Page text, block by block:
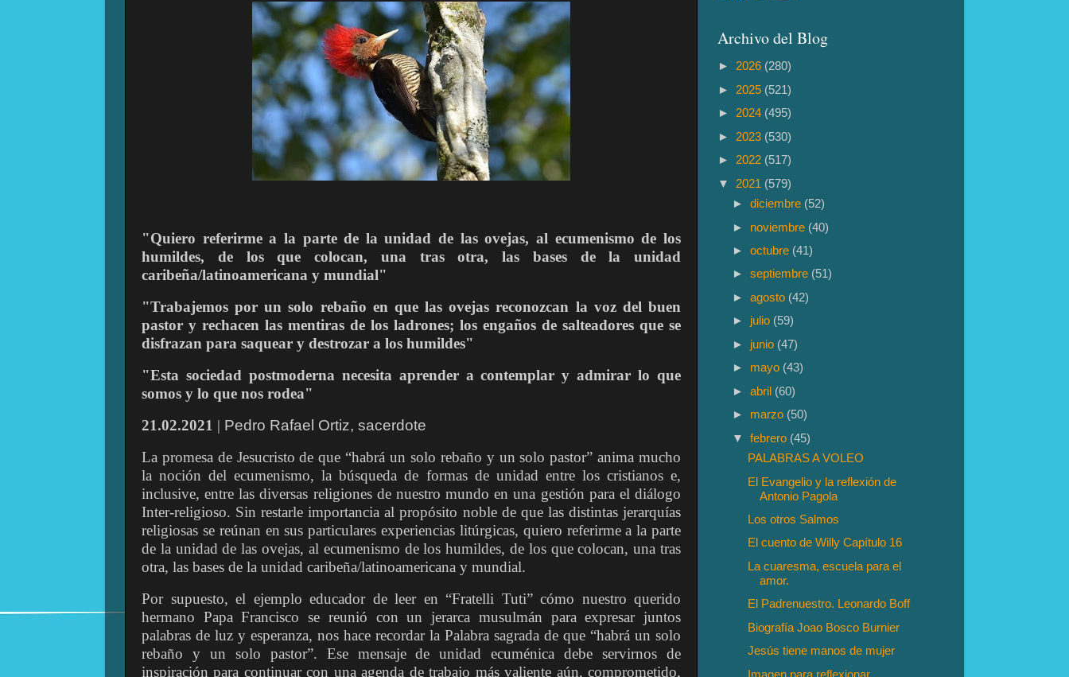
"Quiero referirme a la parte de la unidad de las ovejas, al ecumenismo de los
humildes, de los que colocan, una tras otra, las bases de la unidad
caribeña/latinoamericana y mundial"
"Trabajemos por un solo rebaño en que las ovejas reconozcan la voz del buen
pastor y rechacen las mentiras de los ladrones; los engaños de salteadores que se
disfrazan para saquear y destrozar a los humildes"
"Esta sociedad postmoderna necesita aprender a contemplar y admirar lo que
somos y lo que nos rodea"
21.02.2021 | Pedro Rafael Ortiz, sacerdote
La promesa de Jesucristo de que “habrá un solo rebaño y un solo pastor” anima mucho
la noción del ecumenismo, la búsqueda de formas de unidad entre los cristianos e,
inclusive, entre las diversas religiones de nuestro mundo en una gestión para el diálogo
Inter-religioso. Sin restarle importancia al propósito noble de que las distintas jerarquías
religiosas se reúnan en sus particulares experiencias litúrgicas, quiero referirme a la parte
de la unidad de las ovejas, al ecumenismo de los humildes, de los que colocan, una tras
otra, las bases de la unidad caribeña/latinoamericana y mundial.
Por supuesto, el ejemplo educador de leer en “Fratelli Tuti” cómo nuestro querido
hermano Papa Francisco se reunió con un jerarca musulmán para expresar juntos
palabras de luz y esperanza, nos hace recordar la Palabra sagrada de que “habrá un solo
rebaño y un solo pastor”. Ese mensaje de unidad ecuménica debe servirnos de
inspiración para continuar con una agenda de trabajo más valiente aún, comprometido,
Archivo del Blog
► 2026 (280)
► 2025 (521)
► 2024 (495)
► 2023 (530)
► 2022 (517)
▼ 2021 (579)
►diciembre (52)
► noviembre (40)
►octubre (41)
►septiembre (51)
►agosto (42)
► julio (59)
► junio (47)
► mayo (43)
►abril (60)
► marzo (50)
▼febrero (45)
PALABRAS A VOLEO
El Evangelio y la reflexión de
Antonio Pagola
Los otros Salmos
El cuento de Willy Capítulo 16
La cuaresma, escuela para el
amor.
El Padrenuestro. Leonardo Boff
Biografía Joao Bosco Burnier
Jesús tiene manos de mujer
Imagen para reflexionar